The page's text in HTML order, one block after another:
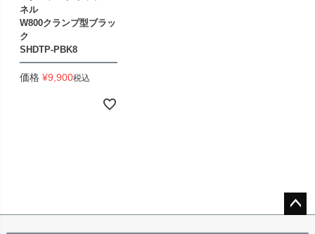
ネル
W800クランプ型ブラッ
ク
SHDTP-PBK8
価格 ¥9,900税込